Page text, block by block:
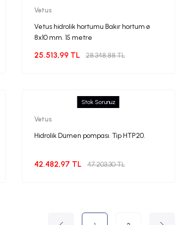
Vetus
Vetus hidrolik hortumu Bakır hortum ø
8x10 mm. 15 metre
25.513,99 TL 28.348,88 TL
Stok Sorunuz
Vetus
Hidrolik Dümen pompası. Tip HTP20.
42.482,97 TL 47.203,30 TL